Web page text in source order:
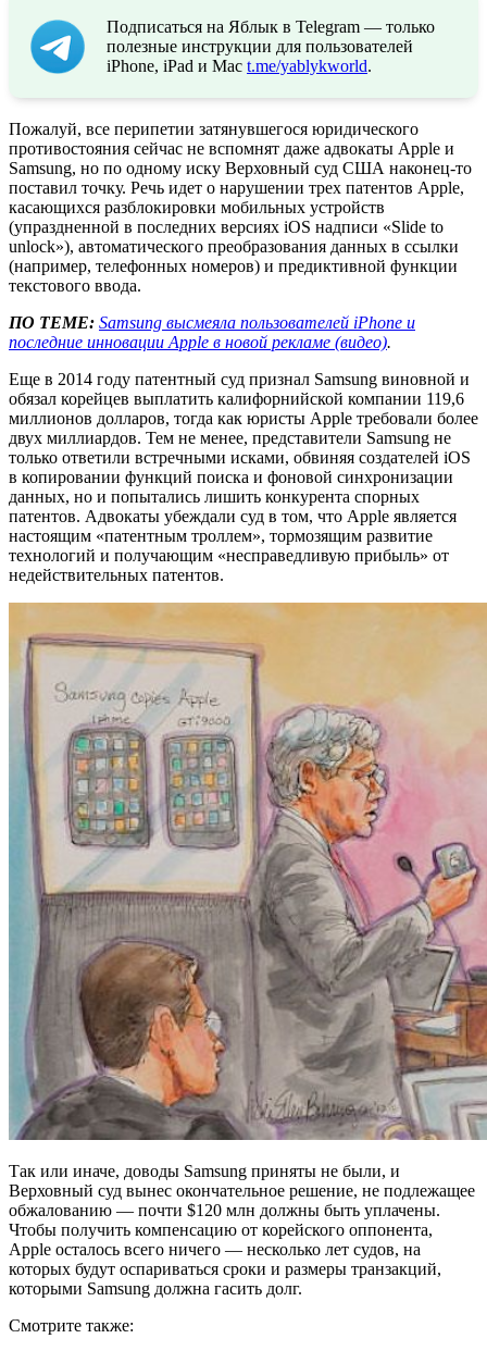
Подписаться на Яблык в Telegram — только
полезные инструкции для пользователей
iPhone, iPad и Mac t.me/yablykworld.
Пожалуй, все перипетии затянувшегося юридического
противостояния сейчас не вспомнят даже адвокаты Apple и
Samsung, но по одному иску Верховный суд США наконец-то
поставил точку. Речь идет о нарушении трех патентов Apple,
касающихся разблокировки мобильных устройств
(упраздненной в последних версиях iOS надписи «Slide to
unlock»), автоматического преобразования данных в ссылки
(например, телефонных номеров) и предиктивной функции
текстового ввода.
ПО ТЕМЕ: Samsung высмеяла пользователей iPhone и
последние инновации Apple в новой рекламе (видео).
Еще в 2014 году патентный суд признал Samsung виновной и
обязал корейцев выплатить калифорнийской компании 119,6
миллионов долларов, тогда как юристы Apple требовали более
двух миллиардов. Тем не менее, представители Samsung не
только ответили встречными исками, обвиняя создателей iOS
в копировании функций поиска и фоновой синхронизации
данных, но и попытались лишить конкурента спорных
патентов. Адвокаты убеждали суд в том, что Apple является
настоящим «патентным троллем», тормозящим развитие
технологий и получающим «несправедливую прибыль» от
недействительных патентов.
Так или иначе, доводы Samsung приняты не были, и
Верховный суд вынес окончательное решение, не подлежащее
обжалованию — почти $120 млн должны быть уплачены.
Чтобы получить компенсацию от корейского оппонента,
Apple осталось всего ничего — несколько лет судов, на
которых будут оспариваться сроки и размеры транзакций,
которыми Samsung должна гасить долг.
Смотрите также: